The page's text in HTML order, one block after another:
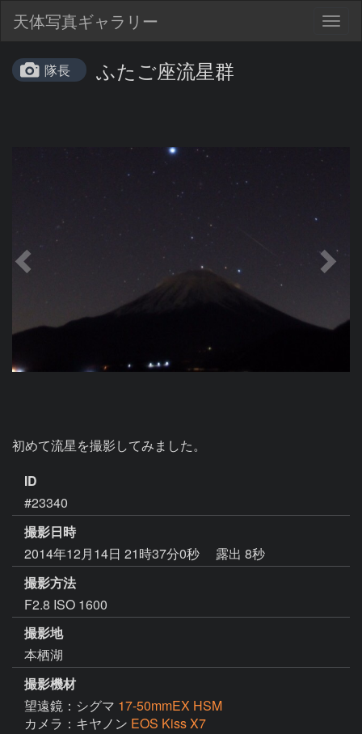
天体写真ギャラリー
隊長 ふたご座流星群
初めて流星を撮影してみました。
ID
#23340
撮影日時
2014年12月14日 21時37分0秒
露出 8秒
撮影方法
F2.8 ISO 1600
撮影地
本栖湖
撮影機材
望遠鏡：シグマ 17-50mmEX HSM
カメラ：キヤノン EOS Kiss X7